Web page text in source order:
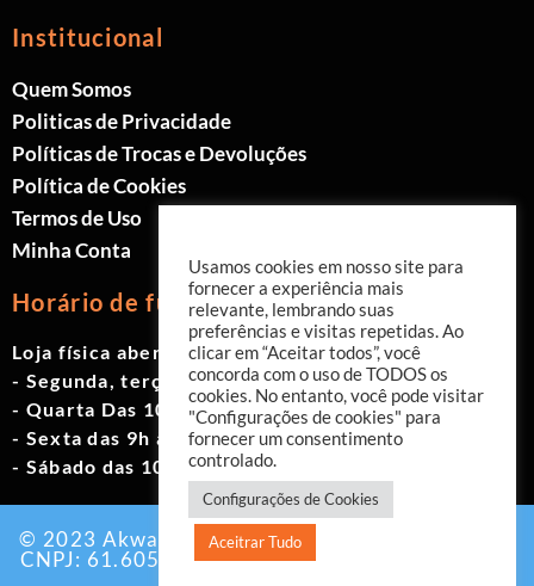
Institucional
Quem Somos
Politicas de Privacidade
Políticas de Trocas e Devoluções
Política de Cookies
Termos de Uso
Minha Conta
Horário de funcionamento
Loja física aberta de Segunda à Sábado.
- Segunda, terça e quinta das 9h às 19h
- Quarta Das 10h às 18h
- Sexta das 9h às 18h
- Sábado das 10h às 17h
© 2023 Akwavita - Todos os direitos reservados.
CNPJ: 61.605.465/0001-60 Criado por:
Usamos cookies em nosso site para
fornecer a experiência mais
relevante, lembrando suas
preferências e visitas repetidas. Ao
clicar em “Aceitar todos”, você
concorda com o uso de TODOS os
cookies. No entanto, você pode visitar
"Configurações de cookies" para
fornecer um consentimento
controlado.
Configurações de Cookies
Aceitrar Tudo